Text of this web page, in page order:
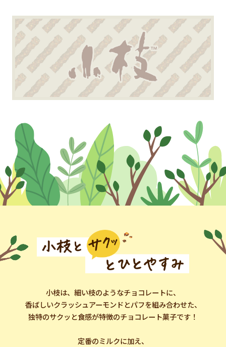
小枝は、細い枝のようなチョコレートに、
香ばしいクラッシュアーモンドとパフを組み合わせた、
独特のサクッと食感が特徴のチョコレート菓子です！
定番のミルクに加え、